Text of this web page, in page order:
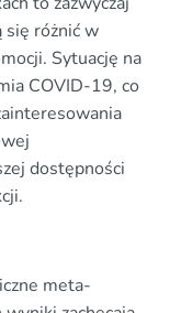
się różnić w
Sytuację na
COVID-19, co
dostępności
meta-